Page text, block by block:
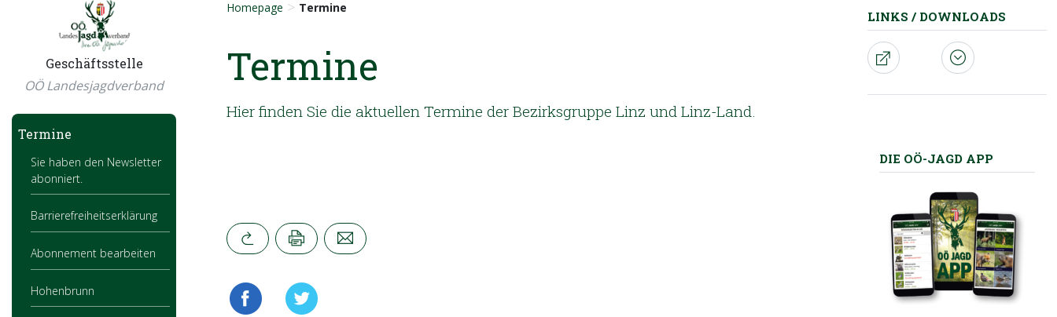
Geschäftsstelle
OÖ Landesjagdverband
Termine
Sie haben den Newsletter
abonniert.
Barrierefreiheitserklärung
Abonnement bearbeiten
Hohenbrunn
Homepage > Termine
Termine
Hier finden Sie die aktuellen Termine der Bezirksgruppe Linz und Linz-Land.
LINKS / DOWNLOADS
DIE OÖ-JAGD APP